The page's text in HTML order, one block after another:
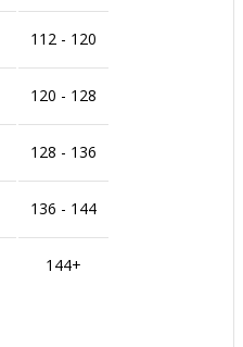
112 - 120
120 - 128
128 - 136
136 - 144
144+